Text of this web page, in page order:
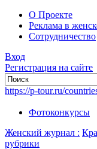
О Проекте
Реклама в
Сотрудничество
Вход
Регистрация на сайте
https://p-tour.ru/
Фотоконкурсы
Женский журнал :
рубрики